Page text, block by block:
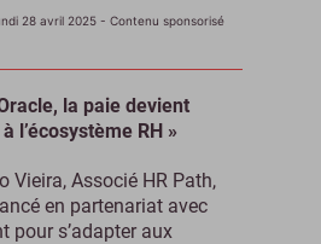
28 avril 2025 - Contenu sponsorisé
la paie devient
l’écosystème RH »
Vieira, Associé HR Path,
en partenariat avec
pour s’adapter aux